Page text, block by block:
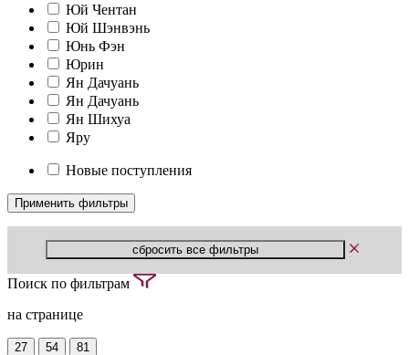
Юй Чентан
Юй Шэнвэнь
Юнь Фэн
Юрин
Ян Дачуань
Ян Дачуань
Ян Шихуа
Яру
Новые поступления
Поиск по фильтрам
на странице
27 54 81